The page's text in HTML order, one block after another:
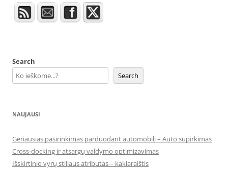
Search
Search
NAUJAUSI
Geriausias pasirinkimas parduodant automobilį – Auto supirkimas
Cross-docking ir atsargų valdymo optimizavimas
Išskirtinio vyrų stiliaus atributas – kaklaraištis